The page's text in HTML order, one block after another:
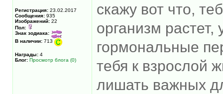
Регистрация: 23.02.2017
Сообщения: 935
Изображений: 22
Пол:
Знак зодиака:
В наличии: 713
Награды: 4
Блог: Просмотр блога (0)
скажу вот что,
организм растет,
гормональные
тебя к взрослой
лишать важных